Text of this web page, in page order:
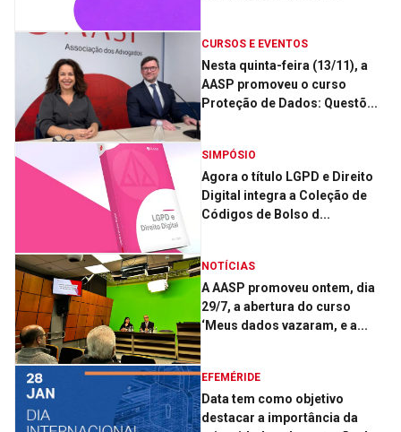
CURSOS E EVENTOS
Nesta quinta-feira (13/11), a
AASP promoveu o curso
Proteção de Dados: Questõ...
SIMPÓSIO
Agora o título LGPD e Direito
Digital integra a Coleção de
Códigos de Bolso d...
NOTÍCIAS
A AASP promoveu ontem, dia
29/7, a abertura do curso
‘Meus dados vazaram, e a...
EFEMÉRIDE
Data tem como objetivo
destacar a importância da